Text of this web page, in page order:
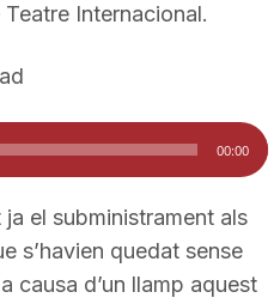
Internacional.
00:00
el subministrament als
s’havien quedat sense
causa d’un llamp aquest